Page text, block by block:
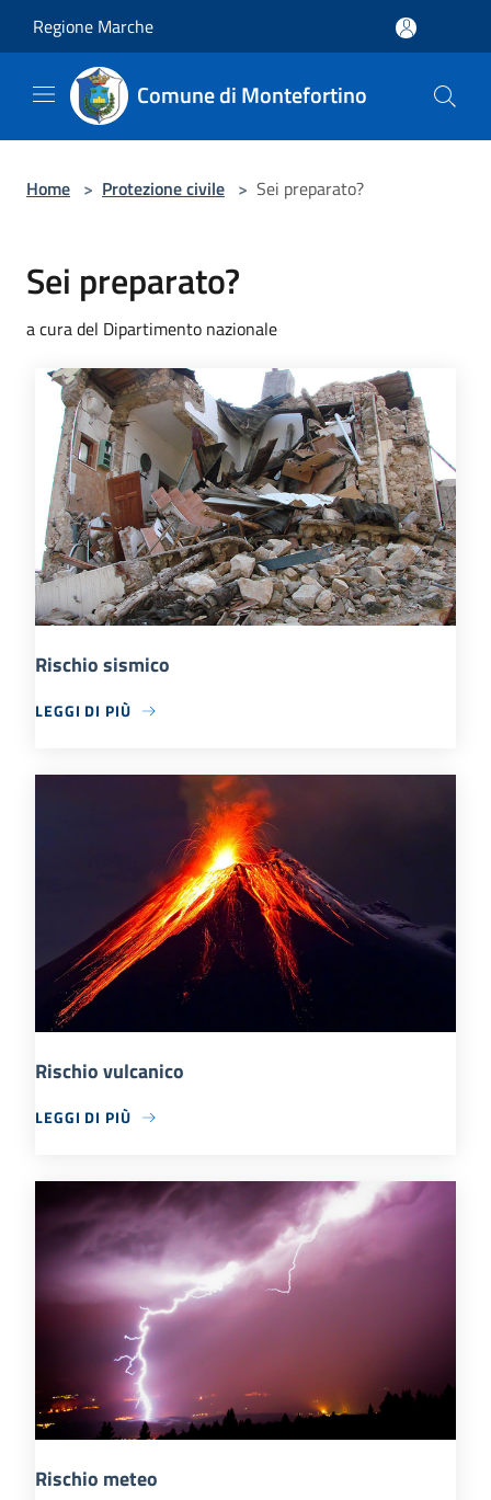
Regione Marche
Comune di Montefortino
Home > Protezione civile > Sei preparato?
Sei preparato?
a cura del Dipartimento nazionale
Rischio sismico
LEGGI DI PIÙ
Rischio vulcanico
LEGGI DI PIÙ
Rischio meteo